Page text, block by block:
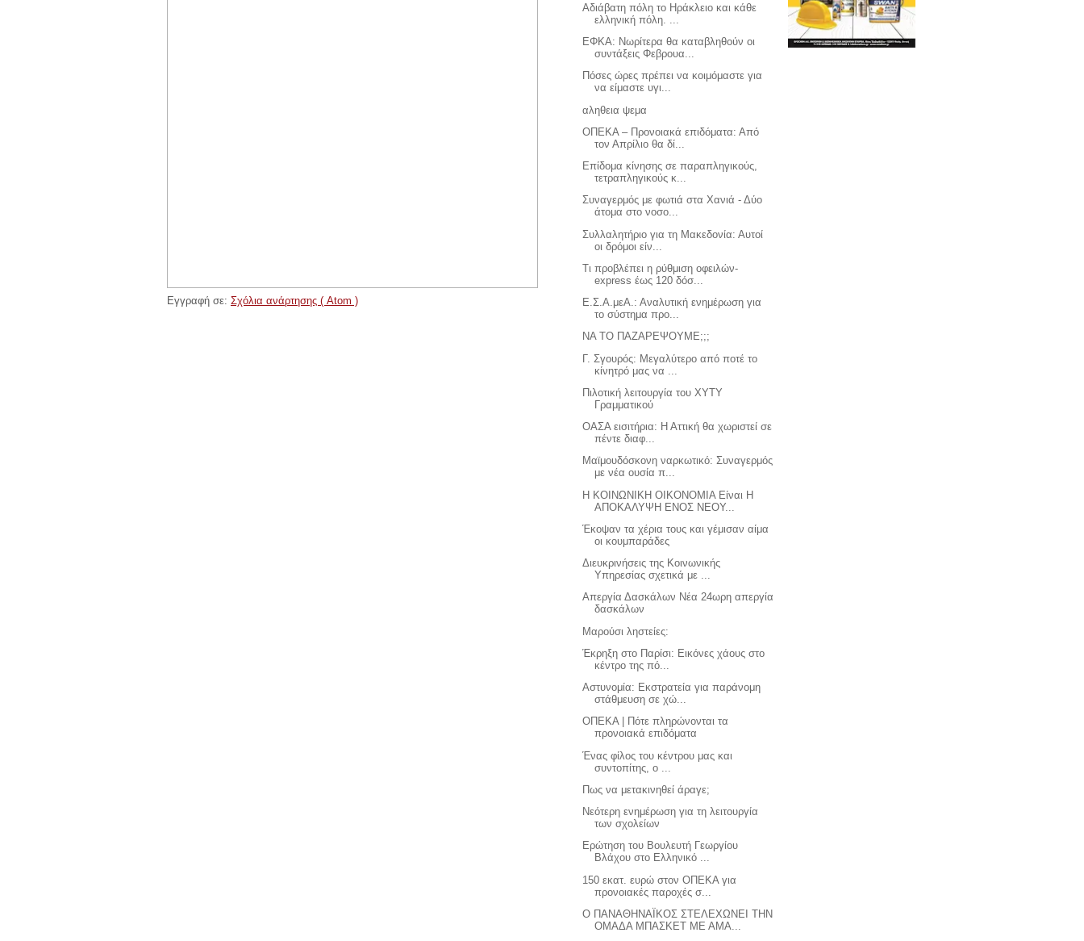
Εγγραφή σε: Σχόλια ανάρτησης ( Atom )
Αδιάβατη πόλη το Ηράκλειο και κάθε
ελληνική πόλη. ...
ΕΦΚΑ: Νωρίτερα θα καταβληθούν οι
συντάξεις Φεβρουα...
Πόσες ώρες πρέπει να κοιμόμαστε για
να είμαστε υγι...
αληθεια ψεμα
ΟΠΕΚΑ – Προνοιακά επιδόματα: Από
τον Απρίλιο θα δί...
Επίδομα κίνησης σε παραπληγικούς,
τετραπληγικούς κ...
Συναγερμός με φωτιά στα Χανιά - Δύο
άτομα στο νοσο...
Συλλαλητήριο για τη Μακεδονία: Αυτοί
οι δρόμοι είν...
Τι προβλέπει η ρύθμιση οφειλών-
express έως 120 δόσ...
Ε.Σ.Α.μεΑ.: Αναλυτική ενημέρωση για
το σύστημα προ...
ΝΑ ΤΟ ΠΑΖΑΡΕΨΟΥΜΕ;;;
Γ. Σγουρός: Μεγαλύτερο από ποτέ το
κίνητρό μας να ...
Πιλοτική λειτουργία του ΧΥΤΥ
Γραμματικού
ΟΑΣΑ εισιτήρια: Η Αττική θα χωριστεί σε
πέντε διαφ...
Μαϊμουδόσκονη ναρκωτικό: Συναγερμός
με νέα ουσία π...
Η ΚΟΙΝΩΝΙΚΗ ΟΙΚΟΝΟΜΙΑ Είναι Η
ΑΠΟΚΑΛΥΨΗ ΕΝΟΣ ΝΕΟΥ...
Έκοψαν τα χέρια τους και γέμισαν αίμα
οι κουμπαράδες
Διευκρινήσεις της Κοινωνικής
Υπηρεσίας σχετικά με ...
Απεργία Δασκάλων Νέα 24ωρη απεργία
δασκάλων
Μαρούσι ληστείες:
Έκρηξη στο Παρίσι: Εικόνες χάους στο
κέντρο της πό...
Αστυνομία: Εκστρατεία για παράνομη
στάθμευση σε χώ...
ΟΠΕΚΑ | Πότε πληρώνονται τα
προνοιακά επιδόματα
Ένας φίλος του κέντρου μας και
συντοπίτης, ο ...
Πως να μετακινηθεί άραγε;
Νεότερη ενημέρωση για τη λειτουργία
των σχολείων
Ερώτηση του Βουλευτή Γεωργίου
Βλάχου στο Ελληνικό ...
150 εκατ. ευρώ στον ΟΠΕΚΑ για
προνοιακές παροχές σ...
Ο ΠΑΝΑΘΗΝΑΪΚΟΣ ΣΤΕΛΕΧΩΝΕΙ ΤΗΝ
ΟΜΑΔΑ ΜΠΑΣΚΕΤ ΜΕ ΑΜΑ...